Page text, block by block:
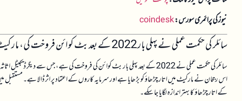
نیوز کی پرائمری سورس:coindesk
سائلر کی حکمت عملی نے پہلی بار 2022 کے بعد بٹ کوائن فروخت کی، مارکیٹ میں تبدیلیاں
سائلر کی حکمت عملی نے 2022 کے بعد پہلی بار بٹ کوائن کی فروخت کی ہے، جس سے
اس رجحان نے مارکیٹ میں اتار چڑھاؤ کو بڑھایا ہے اور سرمایہ کاروں کے اعتماد پر اثر ڈالا ہے۔ مستقبل
کے اتار چڑھاؤ کا بہتر اندازہ لگایا جا سکے۔